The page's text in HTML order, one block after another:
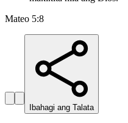
Mateo 5:8
Ibahagi ang Talata